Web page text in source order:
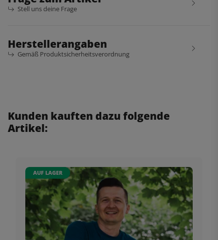
Stell uns deine Frage
Herstellerangaben
Gemäß Produktsicherheitsverordnung
Kunden kauften dazu folgende
Artikel:
AUF LAGER